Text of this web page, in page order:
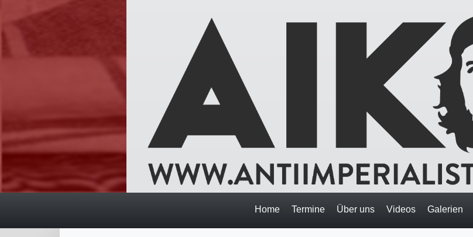
Home Termine Über uns Videos Galerien